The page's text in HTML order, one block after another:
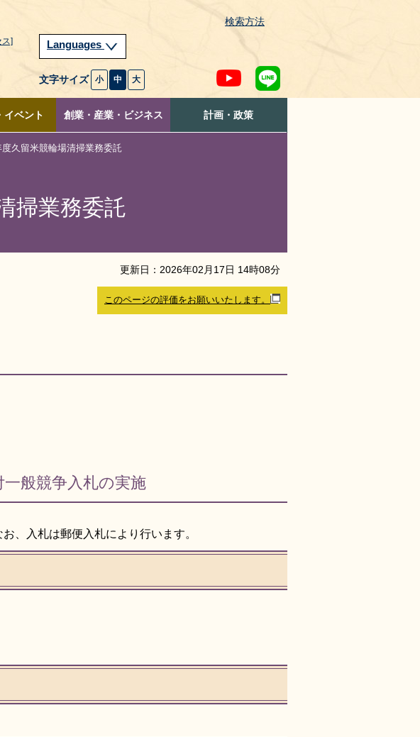
検索方法
ス] Languages
文字サイズ 小 中 大
イベント 創業・産業・ビジネス 計画・政策
久留米競輪場清掃業務委託
掃業務委託
更新日： 2026年02 月 17日 14時08分
このページの評価をお願いいたします。
般競争入札の実施
、入札は郵便入札により行います。